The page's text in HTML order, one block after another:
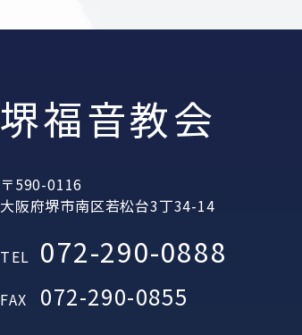
堺福音教会
〒590-0116
大阪府堺市南区若松台3丁34-14
TEL 072-290-0888
FAX 072-290-0855